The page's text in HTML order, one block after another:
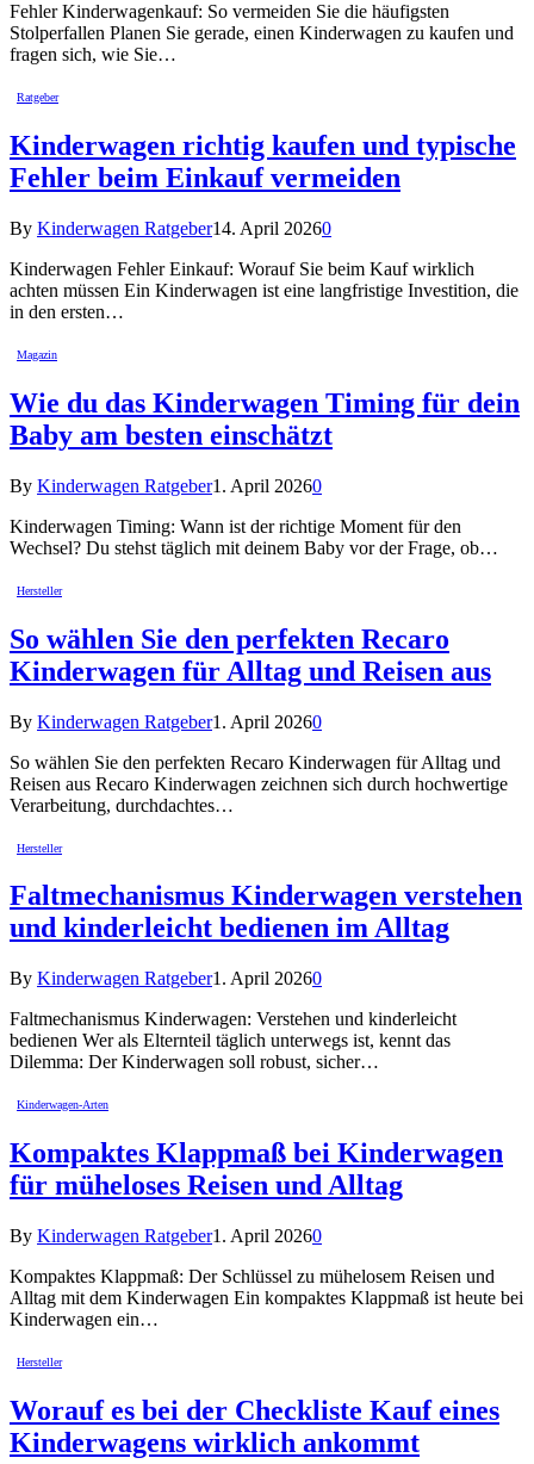
Fehler Kinderwagenkauf: So vermeiden Sie die häufigsten
Stolperfallen Planen Sie gerade, einen Kinderwagen zu kaufen und
fragen sich, wie Sie…
Ratgeber
Kinderwagen richtig kaufen und typische
Fehler beim Einkauf vermeiden
By Kinderwagen Ratgeber14. April 20260
Kinderwagen Fehler Einkauf: Worauf Sie beim Kauf wirklich
achten müssen Ein Kinderwagen ist eine langfristige Investition, die
in den ersten…
Magazin
Wie du das Kinderwagen Timing für dein
Baby am besten einschätzt
By Kinderwagen Ratgeber1. April 20260
Kinderwagen Timing: Wann ist der richtige Moment für den
Wechsel? Du stehst täglich mit deinem Baby vor der Frage, ob…
Hersteller
So wählen Sie den perfekten Recaro
Kinderwagen für Alltag und Reisen aus
By Kinderwagen Ratgeber1. April 20260
So wählen Sie den perfekten Recaro Kinderwagen für Alltag und
Reisen aus Recaro Kinderwagen zeichnen sich durch hochwertige
Verarbeitung, durchdachtes…
Hersteller
Faltmechanismus Kinderwagen verstehen
und kinderleicht bedienen im Alltag
By Kinderwagen Ratgeber1. April 20260
Faltmechanismus Kinderwagen: Verstehen und kinderleicht
bedienen Wer als Elternteil täglich unterwegs ist, kennt das
Dilemma: Der Kinderwagen soll robust, sicher…
Kinderwagen-Arten
Kompaktes Klappmaß bei Kinderwagen
für müheloses Reisen und Alltag
By Kinderwagen Ratgeber1. April 20260
Kompaktes Klappmaß: Der Schlüssel zu mühelosem Reisen und
Alltag mit dem Kinderwagen Ein kompaktes Klappmaß ist heute bei
Kinderwagen ein…
Hersteller
Worauf es bei der Checkliste Kauf eines
Kinderwagens wirklich ankommt